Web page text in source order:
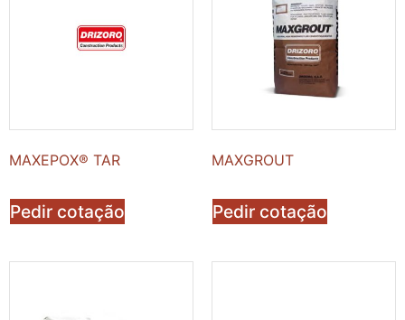
MAXEPOX® TAR
Pedir cotação
MAXGROUT
Pedir cotação